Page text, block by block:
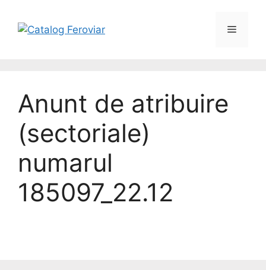
Anunt de atribuire
(sectoriale)
numarul
185097_22.12